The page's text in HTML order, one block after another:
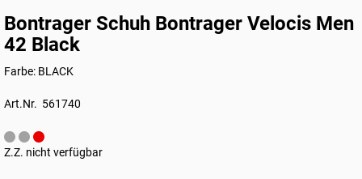
Bontrager Schuh Bontrager Velocis Men
42 Black
Farbe: BLACK
Art.Nr. 561740
Z.Z. nicht verfügbar